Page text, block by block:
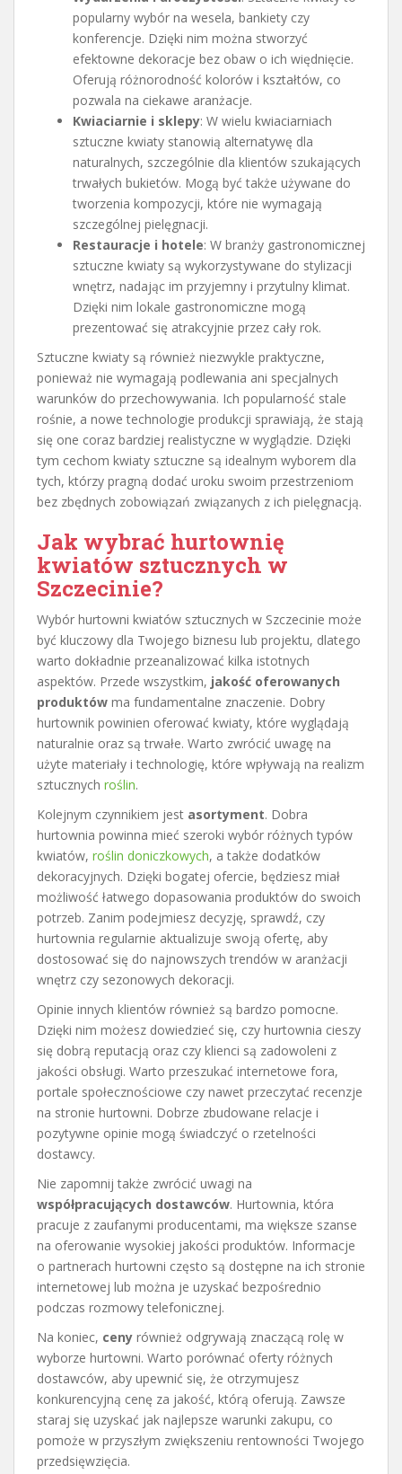
popularny wybór na wesela, bankiety czy
konferencje. Dzięki nim można stworzyć
efektowne dekoracje bez obaw o ich więdnięcie.
Oferują różnorodność kolorów i kształtów, co
pozwala na ciekawe aranżacje.
Kwiaciarnie i sklepy: W wielu kwiaciarniach
sztuczne kwiaty stanowią alternatywę dla
naturalnych, szczególnie dla klientów szukających
trwałych bukietów. Mogą być także używane do
tworzenia kompozycji, które nie wymagają
szczególnej pielęgnacji.
Restauracje i hotele: W branży gastronomicznej
sztuczne kwiaty są wykorzystywane do stylizacji
wnętrz, nadając im przyjemny i przytulny klimat.
Dzięki nim lokale gastronomiczne mogą
prezentować się atrakcyjnie przez cały rok.
Sztuczne kwiaty są również niezwykle praktyczne,
ponieważ nie wymagają podlewania ani specjalnych
warunków do przechowywania. Ich popularność stale
rośnie, a nowe technologie produkcji sprawiają, że stają
się one coraz bardziej realistyczne w wyglądzie. Dzięki
tym cechom kwiaty sztuczne są idealnym wyborem dla
tych, którzy pragną dodać uroku swoim przestrzeniom
bez zbędnych zobowiązań związanych z ich pielęgnacją.
Jak wybrać hurtownię
kwiatów sztucznych w
Szczecinie?
Wybór hurtowni kwiatów sztucznych w Szczecinie może
być kluczowy dla Twojego biznesu lub projektu, dlatego
warto dokładnie przeanalizować kilka istotnych
aspektów. Przede wszystkim, jakość oferowanych
produktów ma fundamentalne znaczenie. Dobry
hurtownik powinien oferować kwiaty, które wyglądają
naturalnie oraz są trwałe. Warto zwrócić uwagę na
użyte materiały i technologię, które wpływają na realizm
sztucznych roślin.
Kolejnym czynnikiem jest asortyment. Dobra
hurtownia powinna mieć szeroki wybór różnych typów
kwiatów, roślin doniczkowych, a także dodatków
dekoracyjnych. Dzięki bogatej ofercie, będziesz miał
możliwość łatwego dopasowania produktów do swoich
potrzeb. Zanim podejmiesz decyzję, sprawdź, czy
hurtownia regularnie aktualizuje swoją ofertę, aby
dostosować się do najnowszych trendów w aranżacji
wnętrz czy sezonowych dekoracji.
Opinie innych klientów również są bardzo pomocne.
Dzięki nim możesz dowiedzieć się, czy hurtownia cieszy
się dobrą reputacją oraz czy klienci są zadowoleni z
jakości obsługi. Warto przeszukać internetowe fora,
portale społecznościowe czy nawet przeczytać recenzje
na stronie hurtowni. Dobrze zbudowane relacje i
pozytywne opinie mogą świadczyć o rzetelności
dostawcy.
Nie zapomnij także zwrócić uwagi na
współpracujących dostawców. Hurtownia, która
pracuje z zaufanymi producentami, ma większe szanse
na oferowanie wysokiej jakości produktów. Informacje
o partnerach hurtowni często są dostępne na ich stronie
internetowej lub można je uzyskać bezpośrednio
podczas rozmowy telefonicznej.
Na koniec, ceny również odgrywają znaczącą rolę w
wyborze hurtowni. Warto porównać oferty różnych
dostawców, aby upewnić się, że otrzymujesz
konkurencyjną cenę za jakość, którą oferują. Zawsze
staraj się uzyskać jak najlepsze warunki zakupu, co
pomoże w przyszłym zwiększeniu rentowności Twojego
przedsięwzięcia.